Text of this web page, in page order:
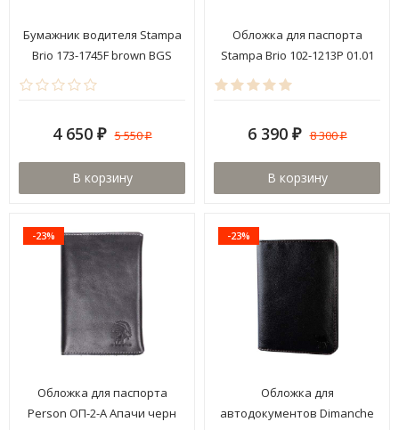
Бумажник водителя Stampa
Brio 173-1745F brown BGS
4 650 ₽ 5 550₽
В корзину
Обложка для паспорта
Stampa Brio 102-1213P 01.01
6 390 ₽ 8 300₽
В корзину
-23%
Обложка для паспорта
Person ОП-2-А Апачи черн
-23%
Обложка для
автодокументов Dimanche